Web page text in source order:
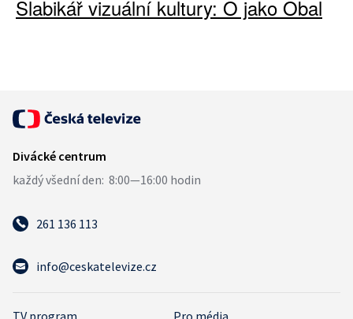
Slabikář vizuální kultury: O jako Obal
261 136 113
info@ceskatelevize.cz